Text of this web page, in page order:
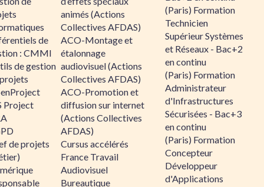
de
: CMMI
de gestion
Project
de projets
animés (Actions
Collectives AFDAS)
ACO-Montage et
étalonnage
audiovisuel (Actions
Collectives AFDAS)
ACO-Promotion et
diffusion sur internet
(Actions Collectives
AFDAS)
Cursus accélérés
France Travail
Audiovisuel
Bureautique
(Paris) Formation
Technicien
Supérieur Systèmes
et Réseaux - Bac+2
en continu
(Paris) Formation
Administrateur
d'Infrastructures
Sécurisées - Bac+3
en continu
(Paris) Formation
Concepteur
Développeur
d'Applications